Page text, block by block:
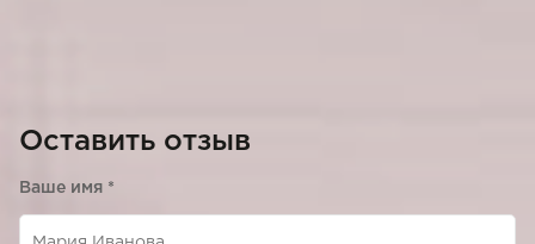
Оставить отзыв
Ваше имя *